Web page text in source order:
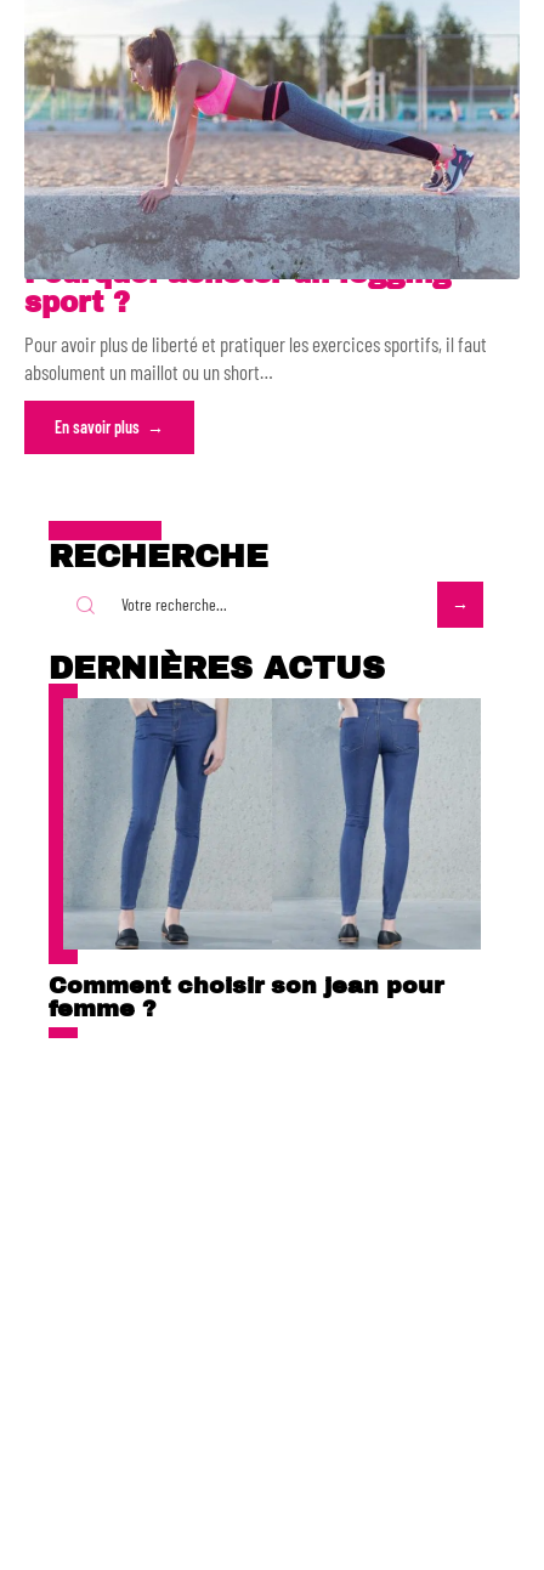
Pourquoi acheter un legging
sport ?
Pour avoir plus de liberté et pratiquer les exercices sportifs, il faut
absolument un maillot ou un short…
En savoir plus
RECHERCHE
DERNIÈRES ACTUS
Comment choisir son jean pour
femme ?